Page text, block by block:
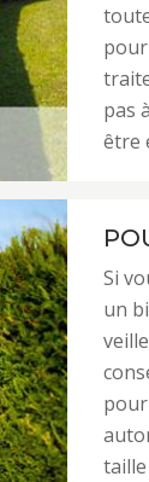
pas
être
Si
un
taille